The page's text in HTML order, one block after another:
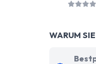
WARUM